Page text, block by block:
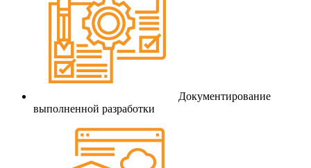
Документирование
выполненной разработки